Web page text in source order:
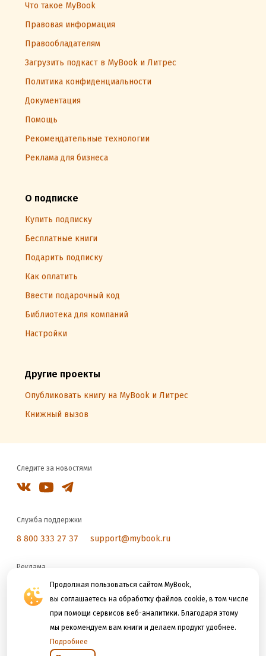
Продолжая пользоваться сайтом MyBook,
вы соглашаетесь на обработку файлов cookie, в том числе
при помощи сервисов веб-аналитики. Благодаря этому
мы рекомендуем вам книги и делаем продукт удобнее.
Подробнее
Что такое MyBook
Правовая информация
Правообладателям
Загрузить подкаст в MyBook и Литрес
Политика конфиденциальности
Документация
Помощь
Рекомендательные технологии
Реклама для бизнеса
О подписке
Купить подписку
Бесплатные книги
Подарить подписку
Как оплатить
Ввести подарочный код
Библиотека для компаний
Настройки
Другие проекты
Опубликовать книгу на MyBook и Литрес
Книжный вызов
Следите за новостями
Служба поддержки
8 800 333 27 37 support@mybook.ru
Реклама
reklama@litres.ru
Мы принимаем к оплате